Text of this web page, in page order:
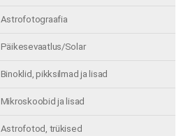
Astrofotograafia
Päikesevaatlus/Solar
Binoklid, pikksilmad ja lisad
Mikroskoobid ja lisad
Astrofotod, trükised